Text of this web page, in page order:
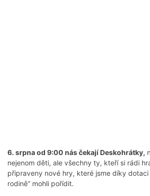
6. srpna od 9:00 nás čekají Deskohrátky,
nejenom děti, ale všechny ty, kteří si rádi
připraveny nové hry, které jsme díky dotaci
rodině“ mohli pořídit.